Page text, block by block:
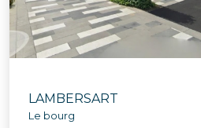
LAMBERSART
Le bourg